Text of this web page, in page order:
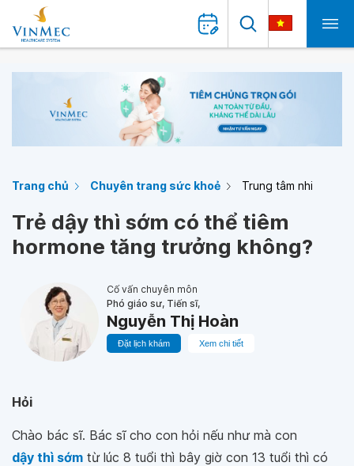
Trang chủ Chuyên trang sức khoẻ Trung tâm nhi
Trẻ dậy thì sớm có thể tiêm
hormone tăng trưởng không?
Cố vấn chuyên môn
Phó giáo sư, Tiến sĩ,
Nguyễn Thị Hoàn
Đặt lịch khám Xem chi tiết
Hỏi
Chào bác sĩ. Bác sĩ cho con hỏi nếu như mà con
dậy thì sớm từ lúc 8 tuổi thì bây giờ con 13 tuổi thì có